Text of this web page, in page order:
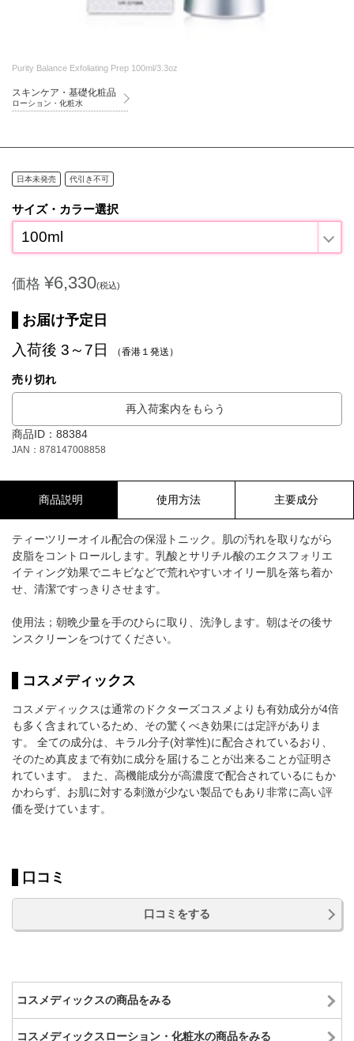
Purity Balance Exfoliating Prep 100ml/3.3oz
スキンケア・基礎化粧品
ローション・化粧水
日本未発売 代引き不可
サイズ・カラー選択
100ml
価格 ¥6,330(税込)
お届け予定日
入荷後 3～7日 （香港１発送）
売り切れ
再入荷案内をもらう
商品ID：88384
JAN：878147008858
商品説明 使用方法 主要成分
ティーツリーオイル配合の保湿トニック。肌の汚れを取りながら
皮脂をコントロールします。乳酸とサリチル酸のエクスフォリエ
イティング効果でニキビなどで荒れやすいオイリー肌を落ち着か
せ、清潔ですっきりさせます。
使用法；朝晩少量を手のひらに取り、洗浄します。朝はその後サ
ンスクリーンをつけてください。
コスメディックス
コスメディックスは通常のドクターズコスメよりも有効成分が4倍
も多く含まれているため、その驚くべき効果には定評がありま
す。 全ての成分は、キラル分子(対掌性)に配合されているおり、
そのため真皮まで有効に成分を届けることが出来ることが証明さ
れています。 また、高機能成分が高濃度で配合されているにもか
かわらず、お肌に対する刺激が少ない製品でもあり非常に高い評
価を受けています。
口コミ
口コミをする
コスメディックスの商品をみる
コスメディックスローション・化粧水の商品をみる